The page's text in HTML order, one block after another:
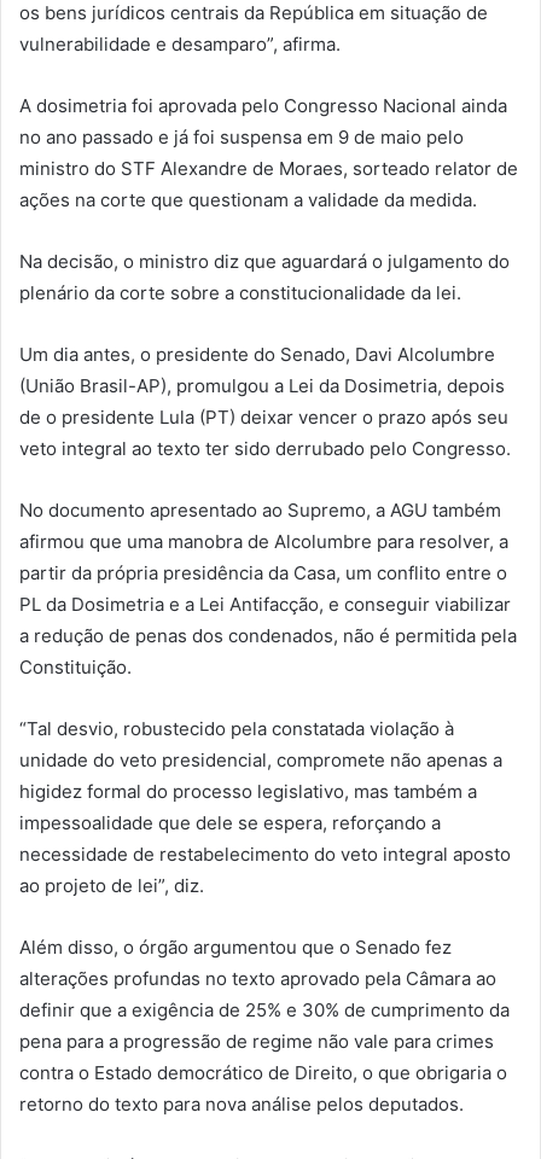
os bens jurídicos centrais da República em situação de
vulnerabilidade e desamparo”, afirma.
A dosimetria foi aprovada pelo Congresso Nacional ainda
no ano passado e já foi suspensa em 9 de maio pelo
ministro do STF Alexandre de Moraes, sorteado relator de
ações na corte que questionam a validade da medida.
Na decisão, o ministro diz que aguardará o julgamento do
plenário da corte sobre a constitucionalidade da lei.
Um dia antes, o presidente do Senado, Davi Alcolumbre
(União Brasil-AP), promulgou a Lei da Dosimetria, depois
de o presidente Lula (PT) deixar vencer o prazo após seu
veto integral ao texto ter sido derrubado pelo Congresso.
No documento apresentado ao Supremo, a AGU também
afirmou que uma manobra de Alcolumbre para resolver, a
partir da própria presidência da Casa, um conflito entre o
PL da Dosimetria e a Lei Antifacção, e conseguir viabilizar
a redução de penas dos condenados, não é permitida pela
Constituição.
“Tal desvio, robustecido pela constatada violação à
unidade do veto presidencial, compromete não apenas a
higidez formal do processo legislativo, mas também a
impessoalidade que dele se espera, reforçando a
necessidade de restabelecimento do veto integral aposto
ao projeto de lei”, diz.
Além disso, o órgão argumentou que o Senado fez
alterações profundas no texto aprovado pela Câmara ao
definir que a exigência de 25% e 30% de cumprimento da
pena para a progressão de regime não vale para crimes
contra o Estado democrático de Direito, o que obrigaria o
retorno do texto para nova análise pelos deputados.